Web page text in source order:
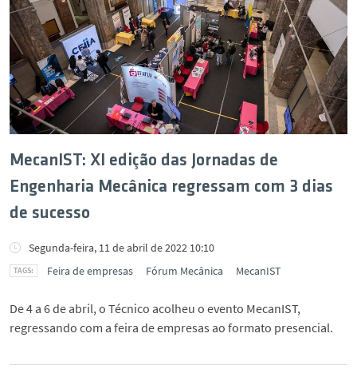
Notícias
Eventos
Documentos
Contactos e Localização
MecanIST: XI edição das Jornadas de
Engenharia Mecânica regressam com 3 dias
de sucesso
Segunda-feira, 11 de abril de 2022 10:10
Feira de empresas
Fórum Mecânica MecanIST
De 4 a 6 de abril, o Técnico acolheu o evento MecanIST,
regressando com a feira de empresas ao formato presencial.